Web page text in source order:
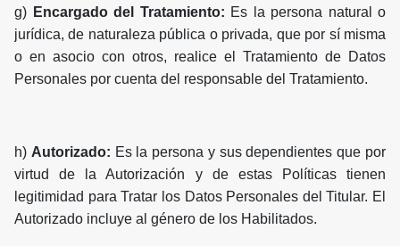
g) Encargado del Tratamiento: Es la persona natural o
jurídica, de naturaleza pública o privada, que por sí misma
o en asocio con otros, realice el Tratamiento de Datos
Personales por cuenta del responsable del Tratamiento.
h) Autorizado: Es la persona y sus dependientes que por
virtud de la Autorización y de estas Políticas tienen
legitimidad para Tratar los Datos Personales del Titular. El
Autorizado incluye al género de los Habilitados.